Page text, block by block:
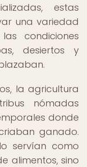
estas
una variedad
condiciones
desiertos y
la agricultura
nómadas
donde
ganado.
servían como
alimentos, sino